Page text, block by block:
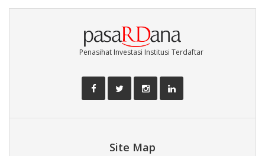
Penasihat Investasi Institusi Terdaftar
Site Map